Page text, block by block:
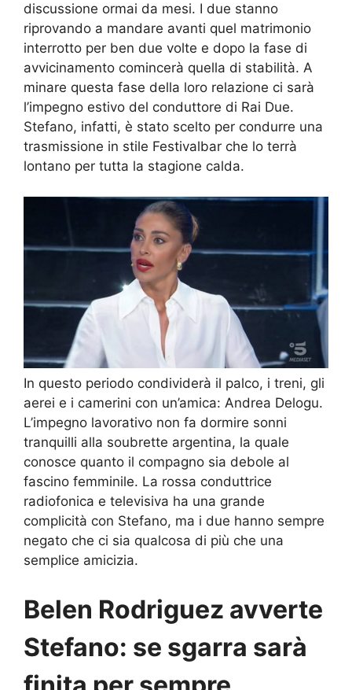
discussione ormai da mesi. I due stanno
riprovando a mandare avanti quel matrimonio
interrotto per ben due volte e dopo la fase di
avvicinamento comincerà quella di stabilità. A
minare questa fase della loro relazione ci sarà
l’impegno estivo del conduttore di Rai Due.
Stefano, infatti, è stato scelto per condurre una
trasmissione in stile Festivalbar che lo terrà
lontano per tutta la stagione calda.
In questo periodo condividerà il palco, i treni, gli
aerei e i camerini con un’amica: Andrea Delogu.
L’impegno lavorativo non fa dormire sonni
tranquilli alla soubrette argentina, la quale
conosce quanto il compagno sia debole al
fascino femminile. La rossa conduttrice
radiofonica e televisiva ha una grande
complicità con Stefano, ma i due hanno sempre
negato che ci sia qualcosa di più che una
semplice amicizia.
Belen Rodriguez avverte
Stefano: se sgarra sarà